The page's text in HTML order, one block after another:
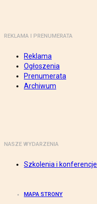
REKLAMA I PRENUMERATA
Reklama
Ogłoszenia
Prenumerata
Archiwum
NASZE WYDARZENIA
Szkolenia i konferencje
MAPA STRONY